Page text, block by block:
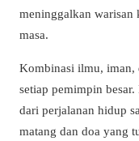
meninggalkan warisan
masa.
Kombinasi ilmu, iman,
setiap pemimpin
dari perjalanan hidup
matang dan doa yang